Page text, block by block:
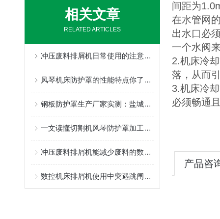
相关文章
RELATED ARTICLES
冲压废料排屑机日常使用的注意事项和主要特点
风琴机床防护罩的性能特点你了解吗？一起来看看吧
钢板防护罩生产厂家实测：盐城奔兴的钢板防护罩参数对比让你一眼看懂
一文读懂切割机风琴防护罩加工工艺及具体制造过程
冲压废料排屑机能减少废料的数量，从而降低成本
数控机床排屑机使用中突遇跳闸故障应如何处理
间距为
在水管网
出水口必
一个水阀
2.机床冷
落，从而
3.机床冷
必须畅通
产品咨